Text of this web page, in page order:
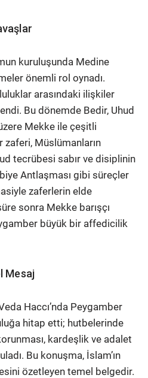
kuruluşunda Medine
önemli rol oynadı.
arasındaki ilişkiler
Bu dönemde Bedir, Uhud
Mekke ile çeşitli
zaferi, Müslümanların
tecrübesi sabır ve disiplinin
Antlaşması gibi süreçler
zaferlerin elde
sonra Mekke barışçı
büyük bir affedicilik
Mesaj
Haccı’nda Peygamber
hitap etti; hutbelerinde
kardeşlik ve adalet
Bu konuşma, İslam’ın
özetleyen temel belgedir.